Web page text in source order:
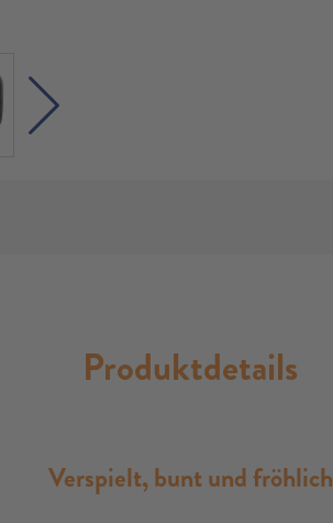
Produktdetails
Verspielt, bunt und fröhlich